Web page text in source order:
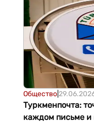
Общество|
Туркменпочта:
каждом письме и